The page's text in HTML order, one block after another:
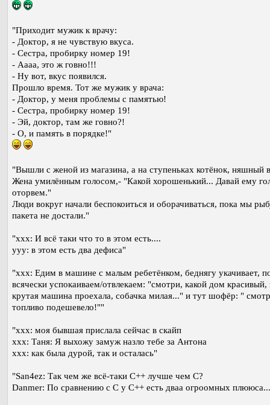
"Приходит мужик к врачу:
- Доктор, я не чувствую вкуса.
- Сестра, пробирку номер 19!
- Аааа, это ж говно!!!
- Ну вот, вкус появился.
Прошло время. Тот же мужик у врача:
- Доктор, у меня проблемы с памятью!
- Сестра, пробирку номер 19!
- Эй, доктор, там же говно?!
- О, и память в порядке!"
"Вышли с женой из магазина, а на ступеньках котёнок, няшный
Жена умилённым голосом,- "Какой хорошенький... Давай ему
оторвем."
Люди вокруг начали беспокоиться и оборачиваться, пока мы
пакета не достали."
"ххх: И всё таки что то в этом есть....
ууу: в этом есть два дефиса"
"xxx: Едим в машине с малым ребетёнком, беднягу укачивает,
всячески успокаиваем/отвлекаем: "смотри, какой дом красивый,
крутая машина проехала, собачка милая..." и тут шофёр: "
топливо подешевело!""
"xxx: моя бывшая прислала сейчас в скайп
xxx: Таня: Я выхожу замуж назло тебе за Антона
xxx: как была дурой, так и осталась"
"San4ez: Так чем же всё-таки C++ лучше чем С?
Danmer: По сравнению с С у С++ есть дваа огроомных